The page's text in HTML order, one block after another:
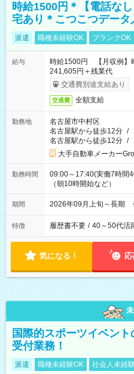
時給1500円＊【電話な
宅あり＊こつこつデータ
派遣 職種未経験OK ブランクOK
給与
時給1500円 【月収例】
241,605円＋残業代
交通費別途支給あり
交通費 全額支給
勤務地
名古屋市中村区
名古屋駅から徒歩12分 /
名古屋駅から徒歩12分 /
大手自動車メーカー
勤務時間
09:00～17:40(実働7時間
（朝10時開始など）
期間 2026年09月上旬～長期
特徴 履歴書不要 / 40～50代活
気になる！ 応
国際的スポーツイベン
受付業務！
派遣 職種未経験OK 社会人未経